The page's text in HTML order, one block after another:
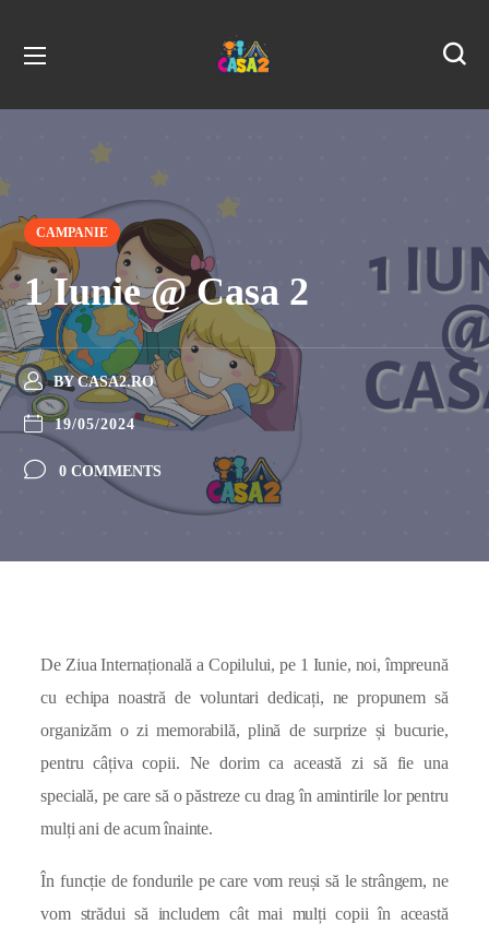
CAMPANIE
1 Iunie @ Casa 2
BYCASA2.RO
19/05/2024
0 COMMENTS
De Ziua Internațională a Copilului, pe 1 Iunie, noi, împreună
cu echipa noastră de voluntari dedicați, ne propunem să
organizăm o zi memorabilă, plină de surprize și bucurie,
pentru câțiva copii. Ne dorim ca această zi să fie una
specială, pe care să o păstreze cu drag în amintirile lor pentru
mulți ani de acum înainte.
În funcție de fondurile pe care vom reuși să le strângem, ne
vom strădui să includem cât mai mulți copii în această